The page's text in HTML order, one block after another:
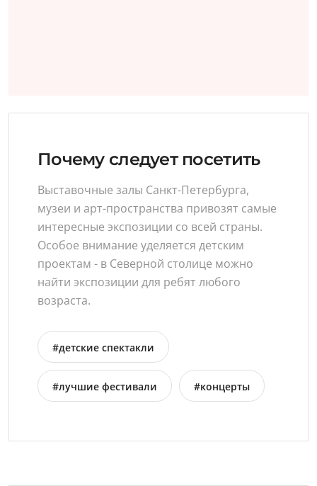
Почему следует посетить
Выставочные залы Санкт-Петербурга,
музеи и арт-пространства привозят самые
интересные экспозиции со всей страны.
Особое внимание уделяется детским
проектам - в Северной столице можно
найти экспозиции для ребят любого
возраста.
#детские спектакли
#лучшие фестивали #концерты